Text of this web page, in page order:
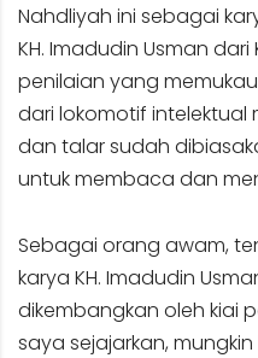
Nahdliyah ini sebagai
KH. Imadudin Usman
penilaian yang
dari lokomotif intelektual
dan talar sudah
untuk membaca dan
Sebagai orang awam,
karya KH. Imadudin
dikembangkan oleh kiai
saya sejajarkan,